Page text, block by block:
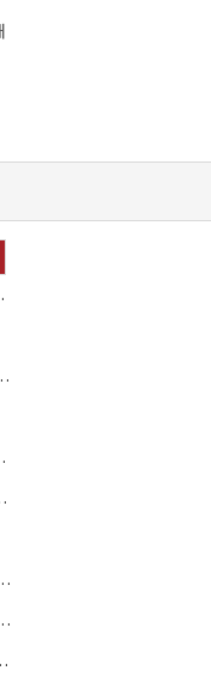
배 회수
는 매출의 0.4%
입증할까
7270억 '독박'
조…K-ICS 변동성 '주의보'
'0건'…핵심 인력까지 이탈
억 CB 분쟁 확산